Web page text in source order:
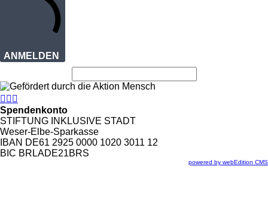
ANMELDEN
  
Spendenkonto
STIFTUNG INKLUSIVE STADT
Weser-Elbe-Sparkasse
IBAN DE61 2925 0000 1020 3011 12
BIC BRLADE21BRS
powered by webEdition CMS